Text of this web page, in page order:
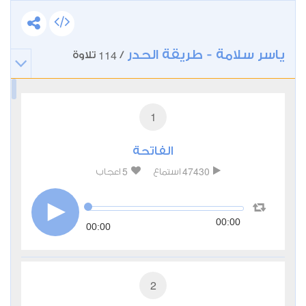
ياسر سلامة - طريقة الحدر /
114 تلاوة
1
الفاتحة
47430 استماع 5 اعجاب
00:00 00:00
2